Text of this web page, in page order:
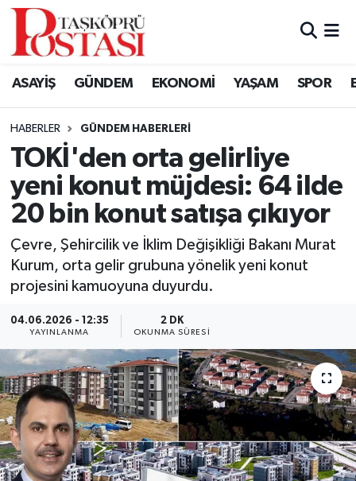
ASAYİŞ GÜNDEM EKONOMİ YAŞAM SPOR
HABERLER GÜNDEM HABERLERI
TOKİ'den orta gelirliye
yeni konut müjdesi: 64 ilde
20 bin konut satışa çıkıyor
Çevre, Şehircilik ve İklim Değişikliği Bakanı Murat
Kurum, orta gelir grubuna yönelik yeni konut
projesini kamuoyuna duyurdu.
04.06.2026 - 12:35
YAYINLANMA
2 DK
OKUNMA SÜRESI
Kastamonu Vefat Edenler
Ağlı Haberleri
Araç Haberleri
Azdavay Haberleri
Bozkurt Haberleri
Daday Haberleri
Devrekani Haberleri
Doğanyurt Haberleri